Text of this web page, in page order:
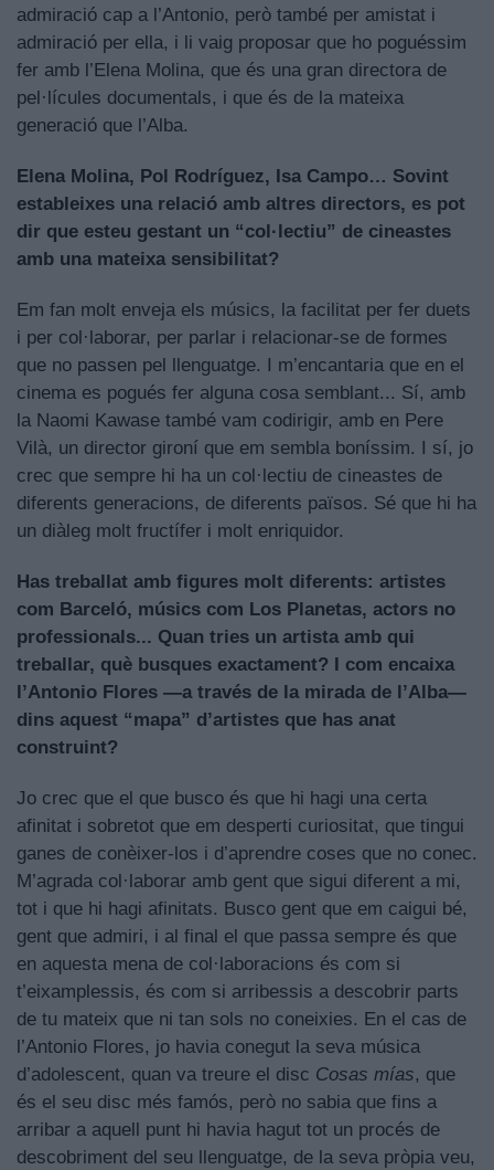
admiració cap a l’Antonio, però també per amistat i
admiració per ella, i li vaig proposar que ho poguéssim
fer amb l’Elena Molina, que és una gran directora de
pel·lícules documentals, i que és de la mateixa
generació que l’Alba.
Elena Molina, Pol Rodríguez, Isa Campo… Sovint
estableixes una relació amb altres directors, es pot
dir que esteu gestant un “col·lectiu” de cineastes
amb una mateixa sensibilitat?
Em fan molt enveja els músics, la facilitat per fer duets
i per col·laborar, per parlar i relacionar-se de formes
que no passen pel llenguatge. I m’encantaria que en el
cinema es pogués fer alguna cosa semblant... Sí, amb
la Naomi Kawase també vam codirigir, amb en Pere
Vilà, un director gironí que em sembla boníssim. I sí, jo
crec que sempre hi ha un col·lectiu de cineastes de
diferents generacions, de diferents països. Sé que hi ha
un diàleg molt fructífer i molt enriquidor.
Has treballat amb figures molt diferents: artistes
com Barceló, músics com Los Planetas, actors no
professionals... Quan tries un artista amb qui
treballar, què busques exactament? I com encaixa
l’Antonio Flores —a través de la mirada de l’Alba—
dins aquest “mapa” d’artistes que has anat
construint?
Jo crec que el que busco és que hi hagi una certa
afinitat i sobretot que em desperti curiositat, que tingui
ganes de conèixer-los i d’aprendre coses que no conec.
M’agrada col·laborar amb gent que sigui diferent a mi,
tot i que hi hagi afinitats. Busco gent que em caigui bé,
gent que admiri, i al final el que passa sempre és que
en aquesta mena de col·laboracions és com si
t’eixamplessis, és com si arribessis a descobrir parts
de tu mateix que ni tan sols no coneixies. En el cas de
l’Antonio Flores, jo havia conegut la seva música
d’adolescent, quan va treure el disc Cosas mías, que
és el seu disc més famós, però no sabia que fins a
arribar a aquell punt hi havia hagut tot un procés de
descobriment del seu llenguatge, de la seva pròpia veu,